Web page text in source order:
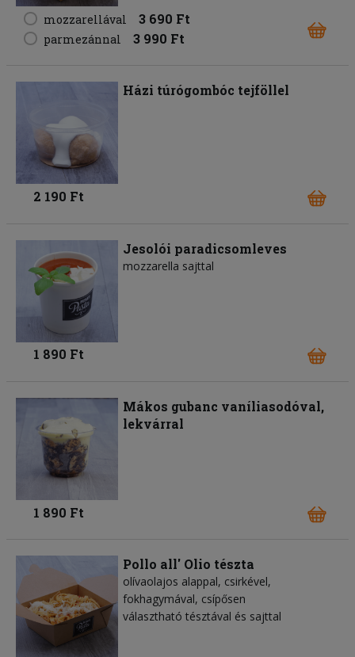
mozzarellával 3 690 Ft
parmezánnal 3 990 Ft
Házi túrógombóc tejföllel
2 190 Ft
Jesolói paradicsomleves
mozzarella sajttal
1 890 Ft
Mákos gubanc vaníliasodóval,
lekvárral
1 890 Ft
Pollo all' Olio tészta
olívaolajos alappal, csirkével,
fokhagymával, csípősen
választható tésztával és sajttal